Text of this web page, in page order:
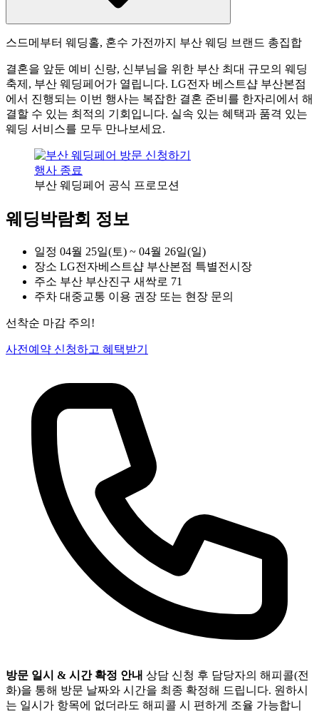
스드메부터 웨딩홀, 혼수 가전까지 부산 웨딩 브랜드 총집합
결혼을 앞둔 예비 신랑, 신부님을 위한 부산 최대 규모의 웨딩
축제, 부산 웨딩페어가 열립니다. LG전자 베스트샵 부산본점
에서 진행되는 이번 행사는 복잡한 결혼 준비를 한자리에서 해
결할 수 있는 최적의 기회입니다. 실속 있는 혜택과 품격 있는
웨딩 서비스를 모두 만나보세요.
행사 종료
부산 웨딩페어 공식 프로모션
웨딩박람회 정보
일정 04월 25일(토) ~ 04월 26일(일)
장소 LG전자베스트샵 부산본점 특별전시장
주소 부산 부산진구 새싹로 71
주차 대중교통 이용 권장 또는 현장 문의
선착순 마감 주의!
사전예약 신청하고 혜택받기
방문 일시 & 시간 확정 안내 상담 신청 후 담당자의 해피콜(전
화)을 통해 방문 날짜와 시간을 최종 확정해 드립니다. 원하시
는 일시가 항목에 없더라도 해피콜 시 편하게 조율 가능합니